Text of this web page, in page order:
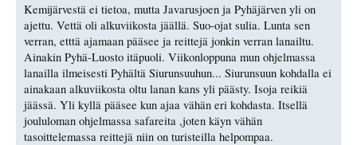
Kemijärvestä ei tietoa, mutta Javarusjoen ja Pyhäjärven yli on
ajettu. Vettä oli alkuviikosta jäällä. Suo-ojat sulia. Lunta sen
verran, etttä ajamaan pääsee ja reittejä jonkin verran lanailtu.
Ainakin Pyhä-Luosto itäpuoli. Viikonloppuna mun ohjelmassa
lanailla ilmeisesti Pyhältä Siurunsuuhun... Siurunsuun kohdalla ei
ainakaan alkuviikosta oltu lanan kans yli päästy. Isoja reikiä
jäässä. Yli kyllä pääsee kun ajaa vähän eri kohdasta. Itsellä
joululoman ohjelmassa safareita ,joten käyn vähän
tasoittelemassa reittejä niin on turisteilla helpompaa.